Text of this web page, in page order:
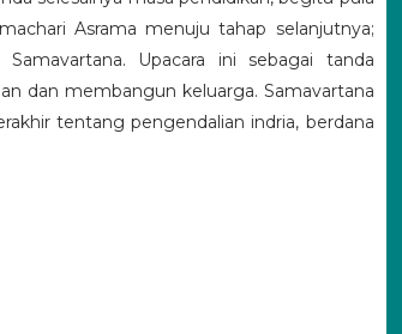
Asrama menuju tahap selanjutnya;
Upacara ini sebagai tanda
dan membangun keluarga. Samavartana
tentang pengendalian indria, berdana